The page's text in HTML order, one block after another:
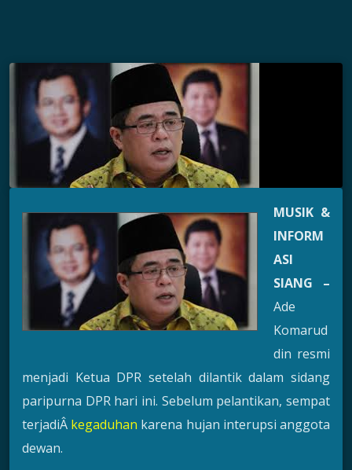
MUSIK &
INFORM
ASI
SIANG –
Ade
Komarud
din resmi
menjadi Ketua DPR setelah dilantik dalam sidang
paripurna DPR hari ini. Sebelum pelantikan, sempat
terjadiÂ kegaduhan karena hujan interupsi anggota
dewan.